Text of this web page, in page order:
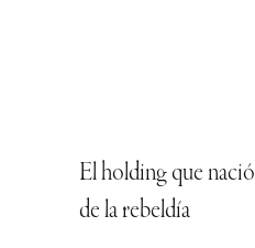
El holding que nació
de la rebeldía